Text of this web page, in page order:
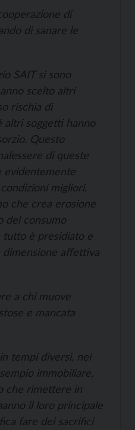
di
di sanare le
SAIT si sono
scelto altri
rischia di
soggetti hanno
Questo
di queste
evidentemente
migliori,
che crea erosione
del consumo
tutto è presidiato e
dimensione affettiva
a chi muove
e mancata
tempi diversi, nei
immobiliare,
che rimettere in
il loro principale
fare dei sacrifici